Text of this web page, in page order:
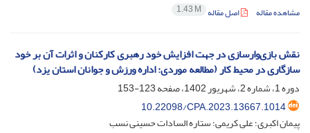
مشاهده مقاله اصل مقاله 1.43 M
نقش بازی‌وارسازی در جهت افزایش خود رهبری کارکنان و اثرات آن بر خود
سازگاری در محیط کار (مطالعه موردی: اداره ورزش و جوانان استان یزد)
دوره 1، شماره 2، شهریور 1402، صفحه
123-153
10.22098/CPA.2023.13667.1014
پیمان اکبری؛ علی کریمی؛ ستاره السادات حسینی نسب